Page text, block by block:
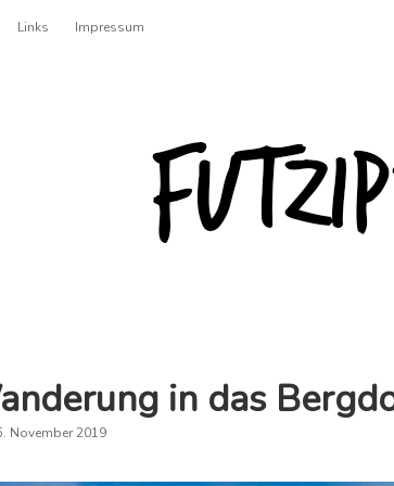
Links Impressum
Futzipelz
in das
November 2019